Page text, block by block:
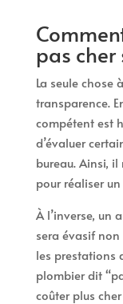
pas cher
La seule chose
transparence.
compétent est
d’évaluer
bureau. Ainsi, il
pour réaliser
À l’inverse, un
sera évasif
les prestations
plombier dit
coûter plus